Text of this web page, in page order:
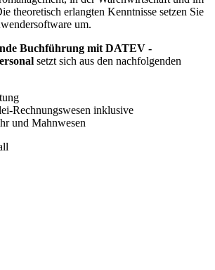
theoretisch erlangten Kenntnisse setzen Sie
um.
Buchführung mit DATEV -
setzt sich aus den nachfolgenden
Rechnungswesen inklusive
und Mahnwesen